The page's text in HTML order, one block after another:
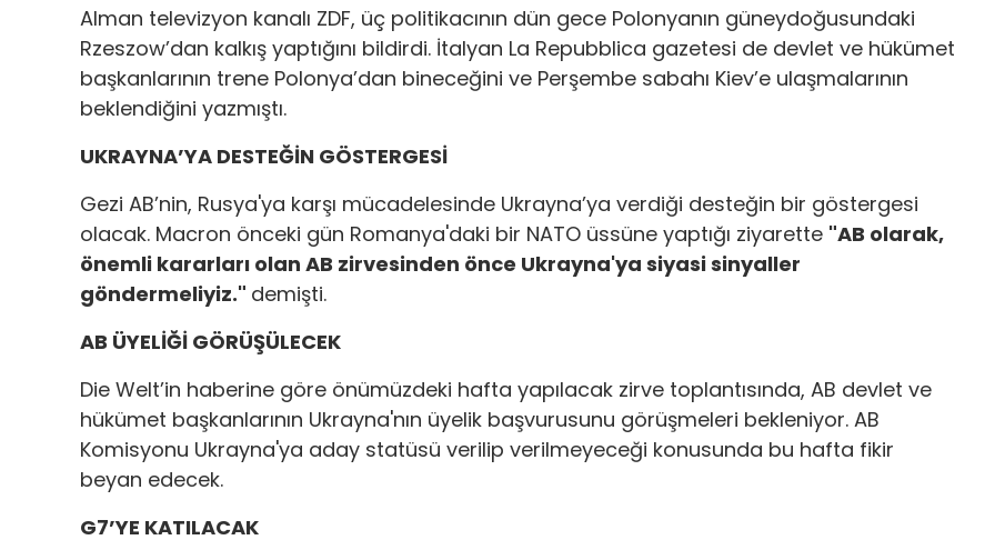
Alman televizyon kanalı ZDF, üç politikacının dün gece Polonyanın güneydoğusundaki
Rzeszow’dan kalkış yaptığını bildirdi. İtalyan La Repubblica gazetesi de devlet ve hükümet
başkanlarının trene Polonya’dan bineceğini ve Perşembe sabahı Kiev’e ulaşmalarının
beklendiğini yazmıştı.
UKRAYNA’YA DESTEĞİN GÖSTERGESİ
Gezi AB’nin, Rusya'ya karşı mücadelesinde Ukrayna’ya verdiği desteğin bir göstergesi
olacak. Macron önceki gün Romanya'daki bir NATO üssüne yaptığı ziyarette "AB olarak,
önemli kararları olan AB zirvesinden önce Ukrayna'ya siyasi sinyaller
göndermeliyiz." demişti.
AB ÜYELİĞİ GÖRÜŞÜLECEK
Die Welt’in haberine göre önümüzdeki hafta yapılacak zirve toplantısında, AB devlet ve
hükümet başkanlarının Ukrayna'nın üyelik başvurusunu görüşmeleri bekleniyor. AB
Komisyonu Ukrayna'ya aday statüsü verilip verilmeyeceği konusunda bu hafta fikir
beyan edecek.
G7’YE KATILACAK